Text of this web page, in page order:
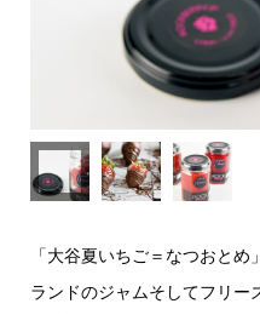
「大谷夏いちご＝なつおと
ランドのジャムそしてフリー